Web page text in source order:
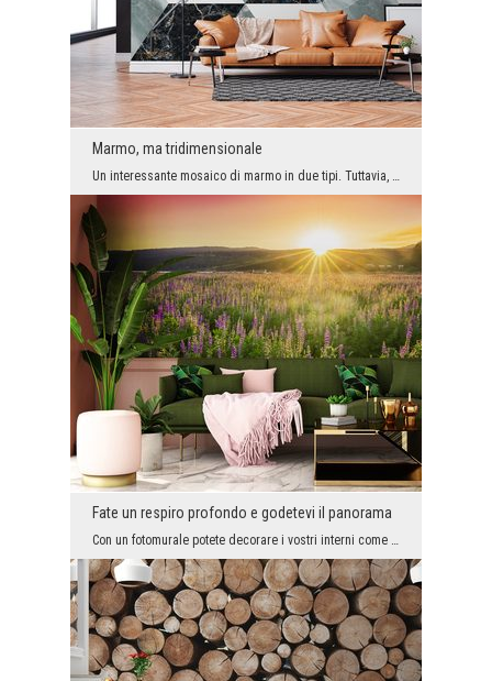
Marmo, ma tridimensionale
Un interessante mosaico di marmo in due tipi. Tuttavia, questo non è un modo ordinario di posare ...
Fate un respiro profondo e godetevi il panorama
Con un fotomurale potete decorare i vostri interni come desiderate. Non solo è possibile abbellir...